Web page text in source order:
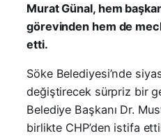
Murat Günal, hem başkan
görevinden hem de
etti.
Söke Belediyesi’nde
değiştirecek sürpriz bir
Belediye Başkanı Dr.
birlikte CHP’den istifa